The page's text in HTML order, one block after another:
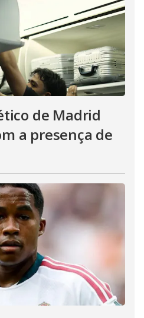
de Madrid
a presença de